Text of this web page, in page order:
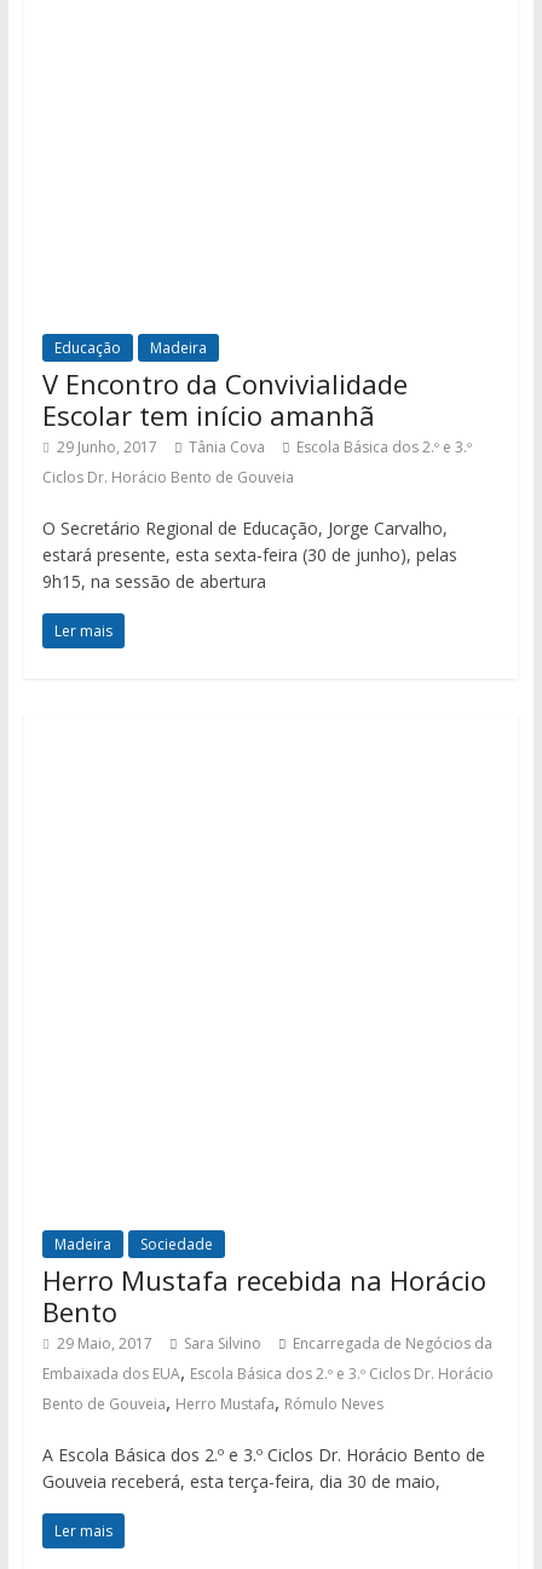
Educação Madeira
V Encontro da Convivialidade
Escolar tem início amanhã
29 Junho, 2017 Tânia Cova
Escola Básica dos 2.º e 3.º
Ciclos Dr. Horácio Bento de Gouveia
O Secretário Regional de Educação, Jorge Carvalho,
estará presente, esta sexta-feira (30 de junho), pelas
9h15, na sessão de abertura
Ler mais
Madeira Sociedade
Herro Mustafa recebida na Horácio
Bento
29 Maio, 2017 Sara Silvino
Encarregada de Negócios da
Embaixada dos EUA, Escola Básica dos 2.º e 3.º Ciclos Dr. Horácio
Bento de Gouveia, Herro Mustafa, Rómulo Neves
A Escola Básica dos 2.º e 3.º Ciclos Dr. Horácio Bento de
Gouveia receberá, esta terça-feira, dia 30 de maio,
Ler mais